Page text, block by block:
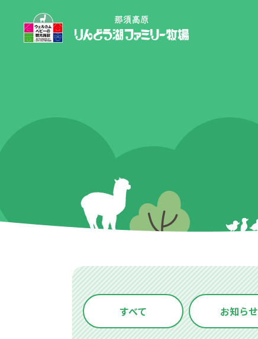
すべて お知らせ